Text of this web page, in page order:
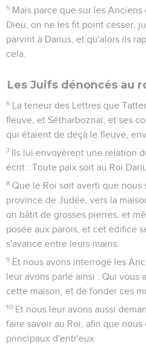
5 Mais parce que sur les
Dieu, on ne les fit point cesser,
parvint à Darius, et qu'alors ils
cela.
Les Juifs dénoncés au
6 La teneur des Lettres que
fleuve, et Sétharboznaï, et ses
qui étaient de deçà le fleuve,
7 Ils lui envoyèrent une relation
écrit : Toute paix soit au Roi
8 Que le Roi soit averti que nous
province de Judée, vers la
on bâtit de grosses pierres, et
posée aux parois, et cet édifice
s'avance entre leurs mains.
9 Et nous avons interrogé les
leur avons parlé ainsi : Qui vous
cette maison, et de fonder ces
10 Et nous leur avons aussi
faire savoir au Roi, afin que
principaux d'entr'eux.